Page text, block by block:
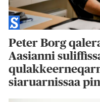
Peter Borg
Aasianni
siaruarnissaa